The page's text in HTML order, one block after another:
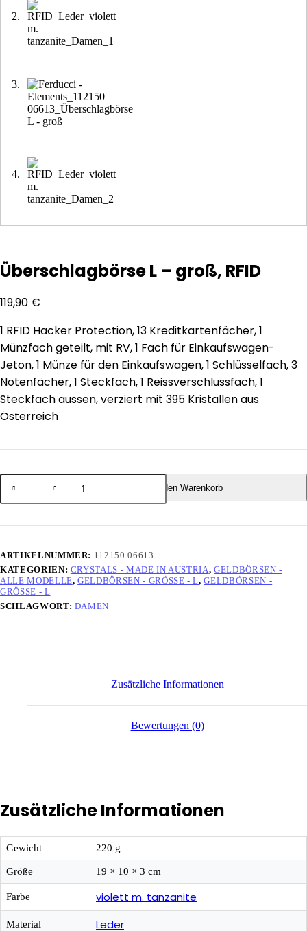
Überschlagbörse L – groß, RFID
119,90 €
1 RFID Hacker Protection, 13 Kreditkartenfächer, 1
Münzfach geteilt, mit RV, 1 Fach für Einkaufswagen-
Jeton, 1 Münze für den Einkaufswagen, 1 Schlüsselfach, 3
Notenfächer, 1 Steckfach, 1 Reissverschlussfach, 1
Steckfach aussen, verziert mit 395 Kristallen aus
Österreich
In den Warenkorb
ARTIKELNUMMER: 112150 06613
KATEGORIEN: CRYSTALS - MADE IN AUSTRIA,GELDBÖRSEN -
ALLE MODELLE,GELDBÖRSEN - GRÖSSE - L ,GELDBÖRSEN -
GRÖSSE - L
SCHLAGWORT: DAMEN
Zusätzliche Informationen
Bewertungen (0)
Zusätzliche Informationen
Gewicht 220 g
Größe 19 × 10 × 3 cm
Farbe violett m. tanzanite
Material Leder